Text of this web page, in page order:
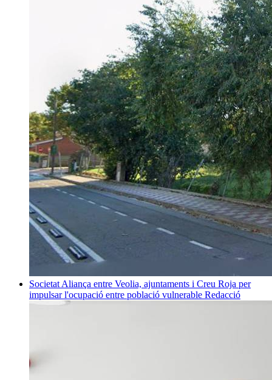
Societat Aliança entre Veolia, ajuntaments i Creu Roja per
impulsar l'ocupació entre població vulnerable Redacció